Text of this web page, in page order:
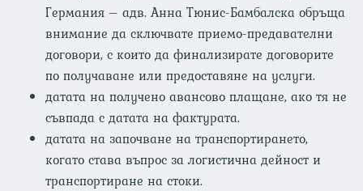
Германия – адв. Анна Тюнис-Бамбалска обръща
внимание да сключвате приемо-предавателни
договори, с които да финализирате договорите
по получаване или предоставяне на услуги.
датата на получено авансово плащане, ако тя не
съвпада с датата на фактурата.
датата на започване на транспортирането,
когато става въпрос за логистична дейност и
транспортиране на стоки.